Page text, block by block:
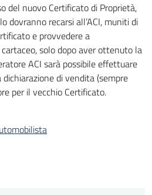
del nuovo Certificato di Proprietà,
dovranno recarsi all’ACI, muniti di
e provvedere a
solo dopo aver ottenuto la
ACI sarà possibile effettuare
di vendita (sempre
per il vecchio Certificato.